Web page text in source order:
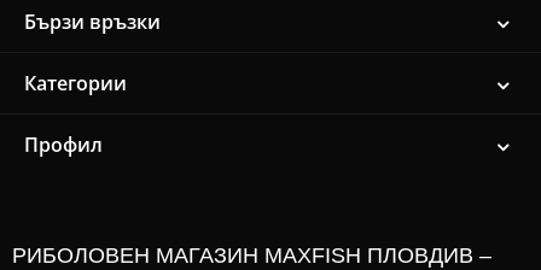
Бързи връзки
Категории
Профил
РИБОЛОВЕН МАГАЗИН MAXFISH ПЛОВДИВ –